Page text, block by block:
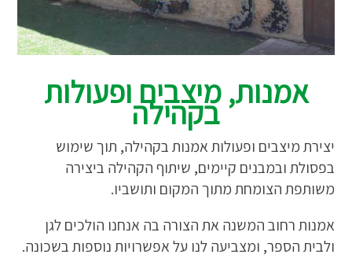
אמנות, מיצבים ופעולות
בקהילה
יצירת מיצבים ופעולות אמנות בקהילה, תוך שימוש
בפסולת ובמבנים קיימים, שיתוף הקהילה ביצירה
משותפת הצומחת מתוך המקום ותושביו.
אמנות רחוב המשנה את הצורה בה אנחנו הולכים לגן
ולבית הספר, ומצביעה לנו על אפשרויות נוספות בשכונה.